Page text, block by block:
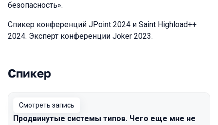
безопасность».
Спикер конференций JPoint 2024 и Saint Highload++
2024. Эксперт конференции Joker 2023.
Выступления в сезоне 2024
Спикер
Смотреть запись
Продвинутые системы типов. Чего еще мне не